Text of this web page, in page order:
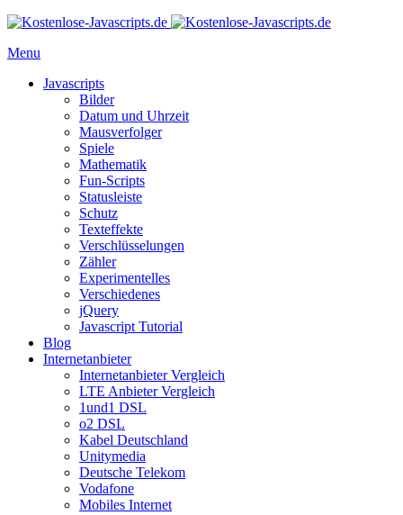
Menu
Javascripts
Bilder
Datum und Uhrzeit
Mausverfolger
Spiele
Mathematik
Fun-Scripts
Statusleiste
Schutz
Texteffekte
Verschlüsselungen
Zähler
Experimentelles
Verschiedenes
jQuery
Javascript Tutorial
Blog
Internetanbieter
Internetanbieter Vergleich
LTE Anbieter Vergleich
1und1 DSL
o2 DSL
Kabel Deutschland
Unitymedia
Deutsche Telekom
Vodafone
Mobiles Internet